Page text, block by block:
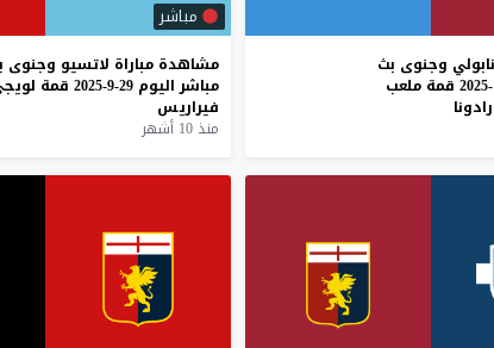
نابولي وجنوى بث
قمة ملعب
مباشر
مشاهدة مباراة لاتسيو وجنوى
مباشر اليوم 29-9-2025 قمة
فيراريس
منذ 10 أشهر